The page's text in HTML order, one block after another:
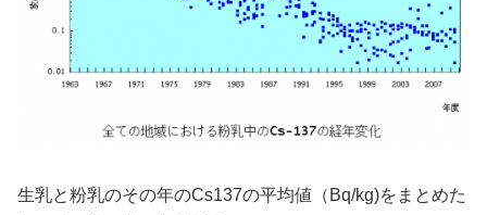
生乳と粉乳のその年のCs137の平均値（Bq/kg)をまとめた